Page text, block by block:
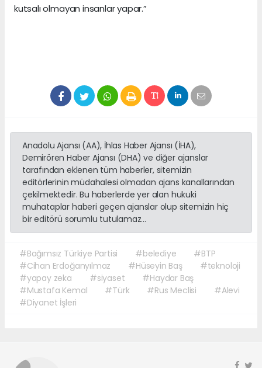
kutsalı olmayan insanlar yapar.”
Anadolu Ajansı (AA), İhlas Haber Ajansı (İHA),
Demirören Haber Ajansı (DHA) ve diğer ajanslar
tarafından eklenen tüm haberler, sitemizin
editörlerinin müdahalesi olmadan ajans kanallarından
çekilmektedir. Bu haberlerde yer alan hukuki
muhataplar haberi geçen ajanslar olup sitemizin hiç
bir editörü sorumlu tutulamaz...
#Bağımsız Türkiye Partisi #belediye
#BTP
#Cihan Erdoğanyılmaz
#Hüseyin Baş
#teknoloji
#yapay zeka
#siyaset
#Haydar Baş
#Mustafa Kemal
#Türk #Rus Meclisi
#Alevi
#Diyanet İşleri